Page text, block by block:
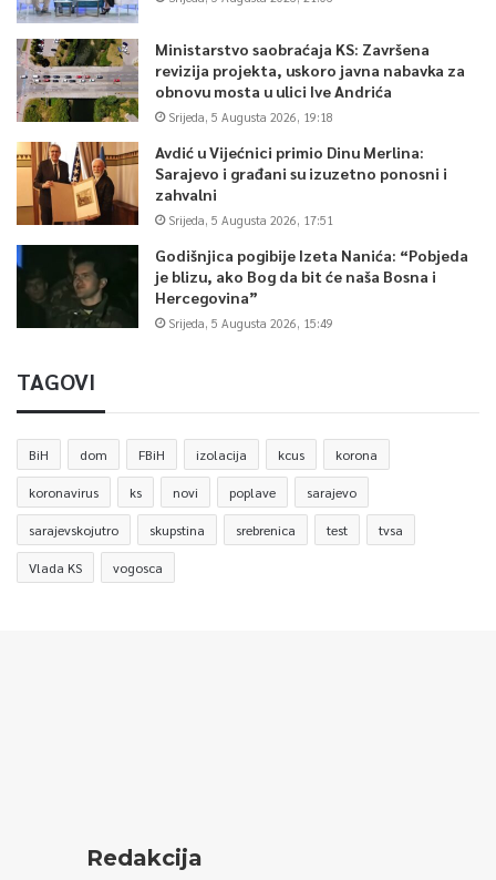
Ministarstvo saobraćaja KS: Završena
revizija projekta, uskoro javna nabavka za
obnovu mosta u ulici Ive Andrića
Srijeda, 5 Augusta 2026, 19:18
Avdić u Vijećnici primio Dinu Merlina:
Sarajevo i građani su izuzetno ponosni i
zahvalni
Srijeda, 5 Augusta 2026, 17:51
Godišnjica pogibije Izeta Nanića: “Pobjeda
je blizu, ako Bog da bit će naša Bosna i
Hercegovina”
Srijeda, 5 Augusta 2026, 15:49
TAGOVI
BiH dom FBiH izolacija kcus korona
koronavirus ks novi poplave sarajevo
sarajevskojutro skupstina srebrenica test tvsa
Vlada KS vogosca
Redakcija